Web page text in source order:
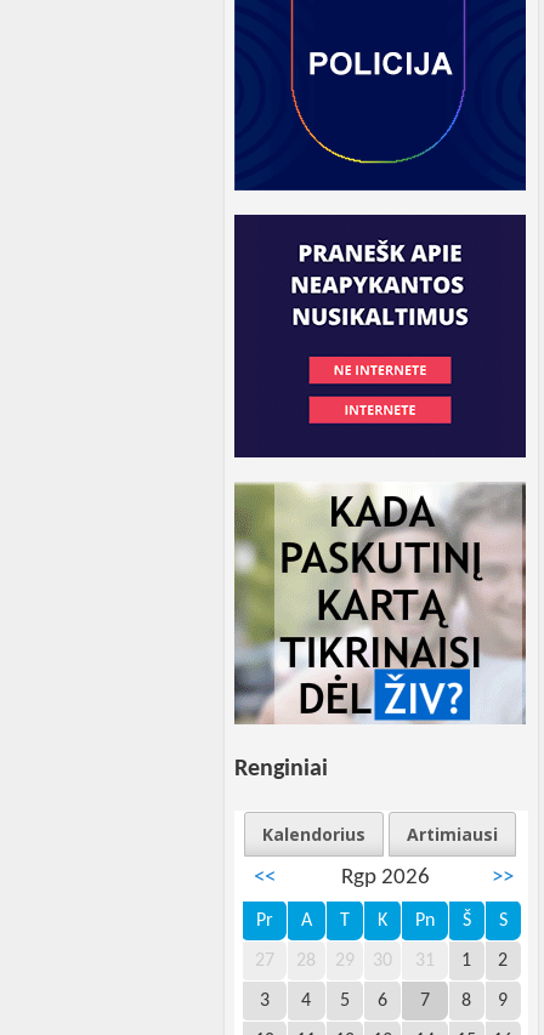
Renginiai
Kalendorius
Artimiausi
<<
Rgp 2026 >>
Pr A T K Pn Š S
27 28 29 30 31 1 2
3 4 5 6 7 8 9